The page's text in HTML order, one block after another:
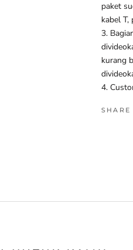
paket
kabel T,
3.
kurang
4.
SHARE